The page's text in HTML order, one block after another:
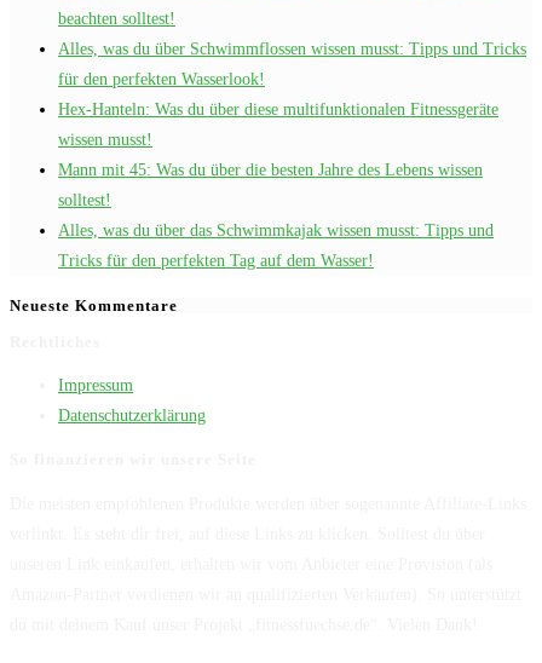
beachten solltest!
Alles, was du über Schwimmflossen wissen musst: Tipps und Tricks
für den perfekten Wasserlook!
Hex-Hanteln: Was du über diese multifunktionalen Fitnessgeräte
wissen musst!
Mann mit 45: Was du über die besten Jahre des Lebens wissen
solltest!
Alles, was du über das Schwimmkajak wissen musst: Tipps und
Tricks für den perfekten Tag auf dem Wasser!
Neueste Kommentare
Impressum
Datenschutzerklärung